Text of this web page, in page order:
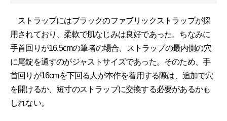
ストラップにはブラックのファブリックストラップが採
用されており、柔軟で肌なじみは良好であった。ちなみに
手首回りが16.5cmの筆者の場合、ストラップの最内側の穴
に尾錠を通すのがジャストサイズであった。そのため、手
首回りが16cmを下回る人が本作を着用する際は、追加で穴
を開けるか、短寸のストラップに交換する必要があるかも
しれない。